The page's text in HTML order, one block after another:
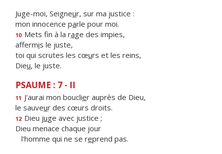
Juge-moi, Seigneur, sur ma justice :
mon innocence parle pour moi.
10 Mets fin à la rage des impies,
affermis le juste,
toi qui scrutes les cœurs et les reins,
Dieu, le juste.
PSAUME : 7 - II
11 J'aurai mon bouclier auprès de Dieu,
le sauveur des cœurs droits.
12 Dieu juge avec justice ;
Dieu menace chaque jour
l'homme qui ne se reprend pas.